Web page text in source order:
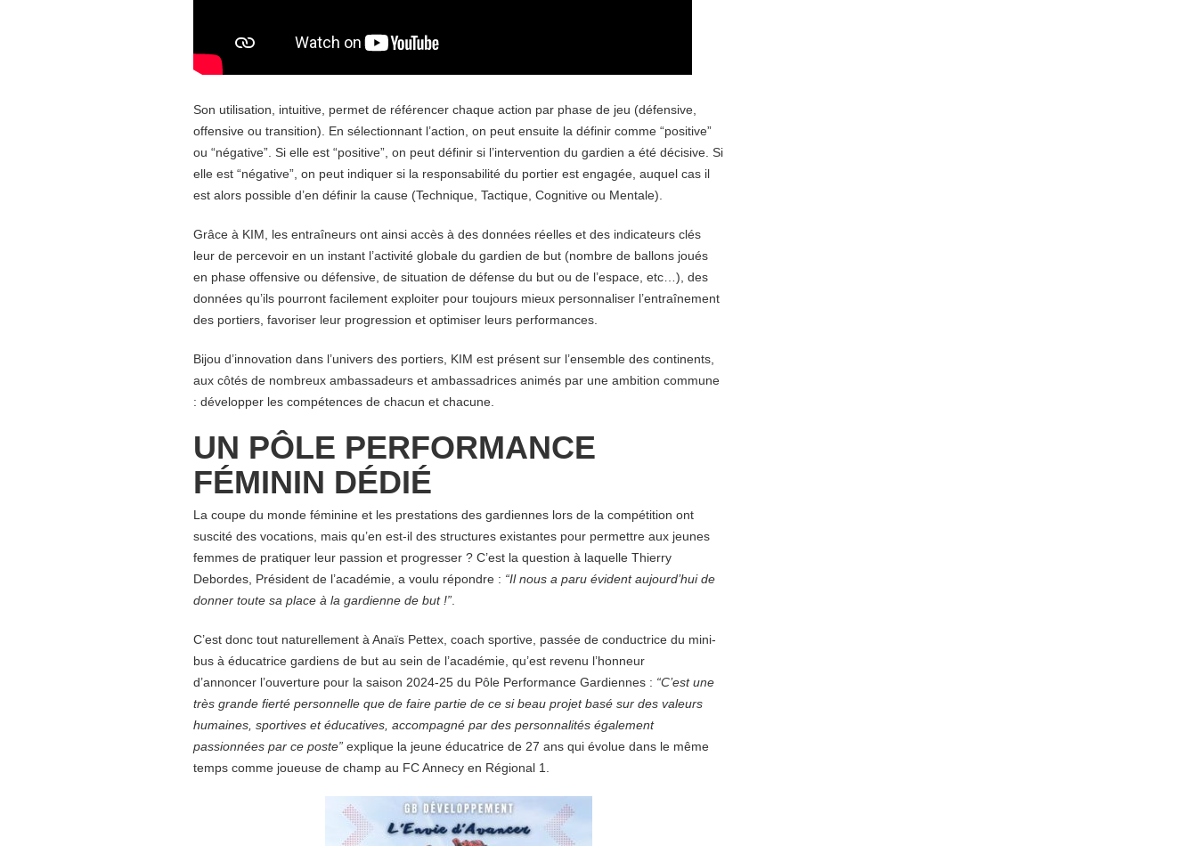
Son utilisation, intuitive, permet de référencer chaque action par phase de jeu (défensive,
offensive ou transition). En sélectionnant l’action, on peut ensuite la définir comme “positive”
ou “négative”. Si elle est “positive”, on peut définir si l’intervention du gardien a été décisive. Si
elle est “négative”, on peut indiquer si la responsabilité du portier est engagée, auquel cas il
est alors possible d’en définir la cause (Technique, Tactique, Cognitive ou Mentale).
Grâce à KIM, les entraîneurs ont ainsi accès à des données réelles et des indicateurs clés
leur de percevoir en un instant l’activité globale du gardien de but (nombre de ballons joués
en phase offensive ou défensive, de situation de défense du but ou de l’espace, etc…), des
données qu’ils pourront facilement exploiter pour toujours mieux personnaliser l’entraînement
des portiers, favoriser leur progression et optimiser leurs performances.
Bijou d’innovation dans l’univers des portiers, KIM est présent sur l’ensemble des continents,
aux côtés de nombreux ambassadeurs et ambassadrices animés par une ambition commune
: développer les compétences de chacun et chacune.
UN PÔLE PERFORMANCE
FÉMININ DÉDIÉ
La coupe du monde féminine et les prestations des gardiennes lors de la compétition ont
suscité des vocations, mais qu’en est-il des structures existantes pour permettre aux jeunes
femmes de pratiquer leur passion et progresser ? C’est la question à laquelle Thierry
Debordes, Président de l’académie, a voulu répondre : “Il nous a paru évident aujourd’hui de
donner toute sa place à la gardienne de but !”.
C’est donc tout naturellement à Anaïs Pettex, coach sportive, passée de conductrice du mini-
bus à éducatrice gardiens de but au sein de l’académie, qu’est revenu l’honneur
d’annoncer l’ouverture pour la saison 2024-25 du Pôle Performance Gardiennes : “C’est une
très grande fierté personnelle que de faire partie de ce si beau projet basé sur des valeurs
humaines, sportives et éducatives, accompagné par des personnalités également
passionnées par ce poste” explique la jeune éducatrice de 27 ans qui évolue dans le même
temps comme joueuse de champ au FC Annecy en Régional 1.